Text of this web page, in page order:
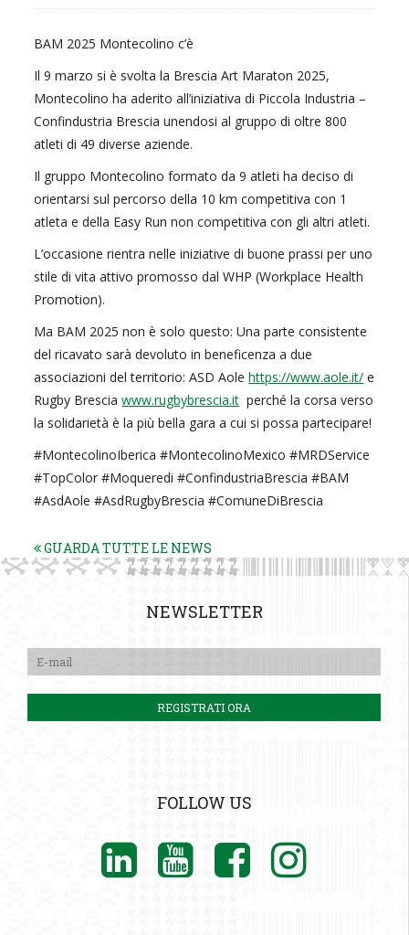
BAM 2025 Montecolino c’è
Il 9 marzo si è svolta la Brescia Art Maraton 2025,
Montecolino ha aderito all’iniziativa di Piccola Industria –
Confindustria Brescia unendosi al gruppo di oltre 800
atleti di 49 diverse aziende.
Il gruppo Montecolino formato da 9 atleti ha deciso di
orientarsi sul percorso della 10 km competitiva con 1
atleta e della Easy Run non competitiva con gli altri atleti.
L’occasione rientra nelle iniziative di buone prassi per uno
stile di vita attivo promosso dal WHP (Workplace Health
Promotion).
Ma BAM 2025 non è solo questo: Una parte consistente
del ricavato sarà devoluto in beneficenza a due
associazioni del territorio: ASD Aolehttps://www.aole.it/ e
Rugby Bresciawww.rugbybrescia.it perché la corsa verso
la solidarietà è la più bella gara a cui si possa partecipare!
#MontecolinoIberica #MontecolinoMexico #MRDService
#TopColor #Moqueredi #ConfindustriaBrescia #BAM
#AsdAole #AsdRugbyBrescia #ComuneDiBrescia
GUARDA TUTTE LE NEWS
NEWSLETTER
FOLLOW US